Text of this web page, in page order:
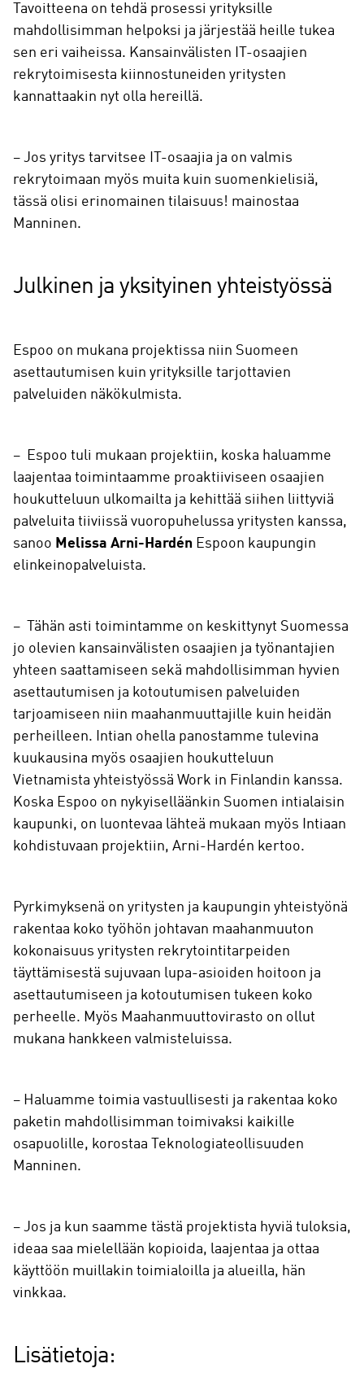
Tavoitteena on tehdä prosessi yrityksille
mahdollisimman helpoksi ja järjestää heille tukea
sen eri vaiheissa. Kansainvälisten IT-osaajien
rekrytoimisesta kiinnostuneiden yritysten
kannattaakin nyt olla hereillä.
– Jos yritys tarvitsee IT-osaajia ja on valmis
rekrytoimaan myös muita kuin suomenkielisiä,
tässä olisi erinomainen tilaisuus! mainostaa
Manninen.
Julkinen ja yksityinen yhteistyössä
Espoo on mukana projektissa niin Suomeen
asettautumisen kuin yrityksille tarjottavien
palveluiden näkökulmista.
– Espoo tuli mukaan projektiin, koska haluamme
laajentaa toimintaamme proaktiiviseen osaajien
houkutteluun ulkomailta ja kehittää siihen liittyviä
palveluita tiiviissä vuoropuhelussa yritysten kanssa,
sanoo Melissa Arni-Hardén Espoon kaupungin
elinkeinopalveluista.
– Tähän asti toimintamme on keskittynyt Suomessa
jo olevien kansainvälisten osaajien ja työnantajien
yhteen saattamiseen sekä mahdollisimman hyvien
asettautumisen ja kotoutumisen palveluiden
tarjoamiseen niin maahanmuuttajille kuin heidän
perheilleen. Intian ohella panostamme tulevina
kuukausina myös osaajien houkutteluun
Vietnamista yhteistyössä Work in Finlandin kanssa.
Koska Espoo on nykyiselläänkin Suomen intialaisin
kaupunki, on luontevaa lähteä mukaan myös Intiaan
kohdistuvaan projektiin, Arni-Hardén kertoo.
Pyrkimyksenä on yritysten ja kaupungin yhteistyönä
rakentaa koko työhön johtavan maahanmuuton
kokonaisuus yritysten rekrytointitarpeiden
täyttämisestä sujuvaan lupa-asioiden hoitoon ja
asettautumiseen ja kotoutumisen tukeen koko
perheelle. Myös Maahanmuuttovirasto on ollut
mukana hankkeen valmisteluissa.
– Haluamme toimia vastuullisesti ja rakentaa koko
paketin mahdollisimman toimivaksi kaikille
osapuolille, korostaa Teknologiateollisuuden
Manninen.
– Jos ja kun saamme tästä projektista hyviä tuloksia,
ideaa saa mielellään kopioida, laajentaa ja ottaa
käyttöön muillakin toimialoilla ja alueilla, hän
vinkkaa.
Lisätietoja: